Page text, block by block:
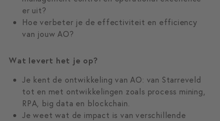
er uit?
Hoe verbeter je de effectiviteit en efficiency
van jouw AO?
Wat levert het je op?
Je kent de ontwikkeling van AO: van Starreveld
tot en met ontwikkelingen zoals process mining,
RPA, big data en blockchain.
Je weet wat de impact is van verschillende